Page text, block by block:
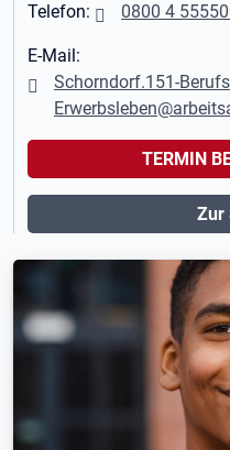
Telefon: 0800 4
E-Mail:
Schorndorf.151-
TERMIN
Zur